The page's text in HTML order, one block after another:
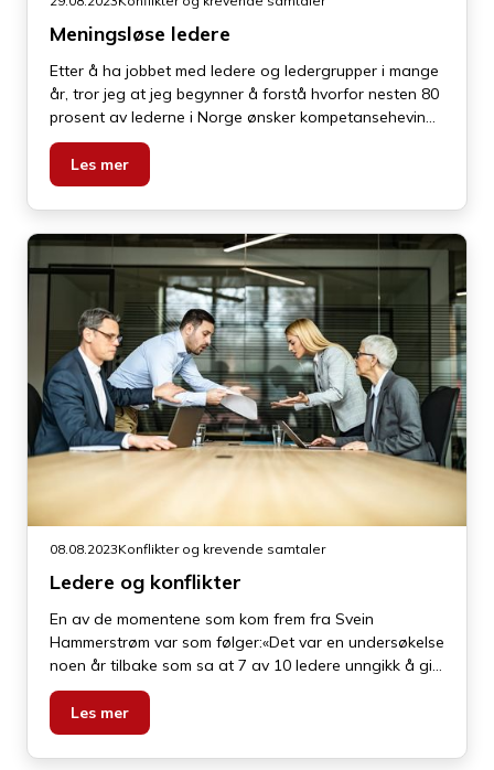
Meningsløse ledere
Etter å ha jobbet med ledere og ledergrupper i mange
år, tror jeg at jeg begynner å forstå hvorfor nesten 80
prosent av lederne i Norge ønsker kompetanseheving
innen konflikthåndtering. I mine øyne handler det om
følgende problemstilling: en tør ikke å konfrontere og
ta tak i problematiske saker, prosesser eller personer –
en unnviker og blir dermed rett og slett menings-løs.A
Les mer
08.08.2023Konflikter og krevende samtaler
Ledere og konflikter
En av de momentene som kom frem fra Svein
Hammerstrøm var som følger:«Det var en undersøkelse
noen år tilbake som sa at 7 av 10 ledere unngikk å gi
tilbakemeldinger i frykt for dårlig stemning. Italienske
forskere påpekte at ledere i Norden praktiserer en
lederstil som er såkalt «pain avoiding». Man går altså
langt for å unngå å gi tilbakemeldinger og si ting slik
Les mer